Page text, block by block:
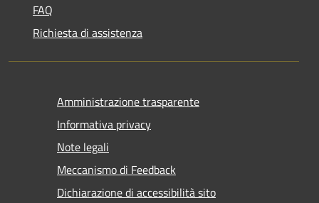
FAQ
Richiesta di assistenza
Amministrazione trasparente
Informativa privacy
Note legali
Meccanismo di Feedback
Dichiarazione di accessibilità sito